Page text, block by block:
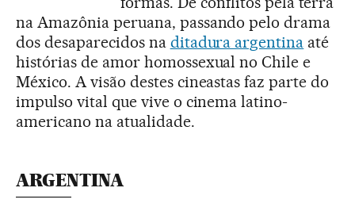
na Amazônia peruana, passando pelo drama
dos desaparecidos na ditadura argentina até
histórias de amor homossexual no Chile e
México. A visão destes cineastas faz parte do
impulso vital que vive o cinema latino-
americano na atualidade.
ARGENTINA